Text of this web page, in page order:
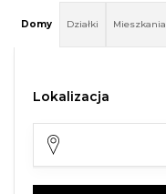
Domy Działki Mieszkania
Lokalizacja